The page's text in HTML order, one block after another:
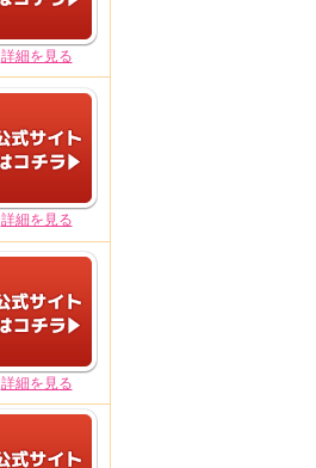
詳細を見る
詳細を見る
詳細を見る